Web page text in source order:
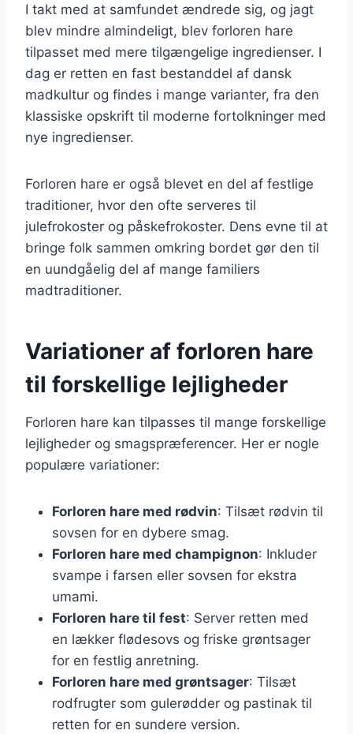
I takt med at samfundet ændrede sig, og jagt
blev mindre almindeligt, blev forloren hare
tilpasset med mere tilgængelige ingredienser. I
dag er retten en fast bestanddel af dansk
madkultur og findes i mange varianter, fra den
klassiske opskrift til moderne fortolkninger med
nye ingredienser.
Forloren hare er også blevet en del af festlige
traditioner, hvor den ofte serveres til
julefrokoster og påskefrokoster. Dens evne til at
bringe folk sammen omkring bordet gør den til
en uundgåelig del af mange familiers
madtraditioner.
Variationer af forloren hare
til forskellige lejligheder
Forloren hare kan tilpasses til mange forskellige
lejligheder og smagspræferencer. Her er nogle
populære variationer:
Forloren hare med rødvin: Tilsæt rødvin til
sovsen for en dybere smag.
Forloren hare med champignon: Inkluder
svampe i farsen eller sovsen for ekstra
umami.
Forloren hare til fest: Server retten med
en lækker flødesovs og friske grøntsager
for en festlig anretning.
Forloren hare med grøntsager: Tilsæt
rodfrugter som gulerødder og pastinak til
retten for en sundere version.